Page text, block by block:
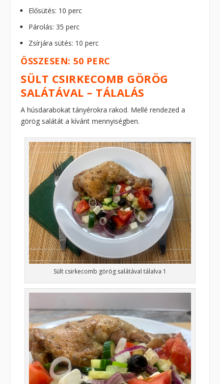
Elősütés: 10 perc
Párolás: 35 perc
Zsírjára sütés: 10 perc
ÖSSZESEN: 50 PERC
SÜLT CSIRKECOMB GÖRÖG
SALÁTÁVAL – TÁLALÁS
A húsdarabokat tányérokra rakod. Mellé rendezed a
görög salátát a kívánt mennyiségben.
Sült csirkecomb görög salátával tálalva 1